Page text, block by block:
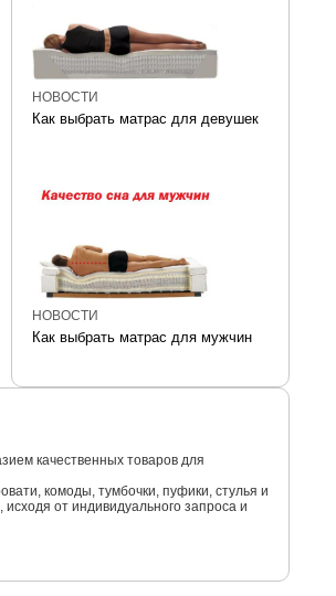
НОВОСТИ
Как выбрать матрас для девушек
НОВОСТИ
Как выбрать матрас для мужчин
качественных товаров для
комоды, тумбочки, пуфики, стулья и
от индивидуального запроса и